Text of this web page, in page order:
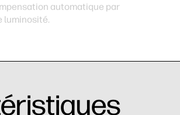
automatique par
luminosité.